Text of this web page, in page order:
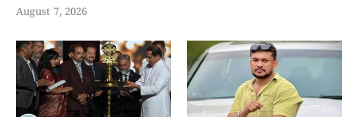
August 7, 2026